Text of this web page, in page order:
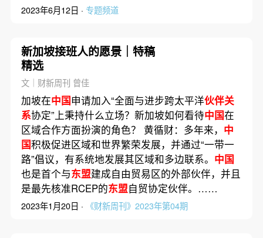
2023年6月12日 · 专题频道
新加坡接班人的愿景｜特稿
精选
文｜财新周刊 曾佳
加坡在中国申请加入“全面与进步跨太平洋伙伴关
系协定”上秉持什么立场？新加坡如何看待中国在
区域合作方面扮演的角色？ 黄循财：多年来， 中
国积极促进区域和世界繁荣发展，并通过“一带一
路”倡议，有系统地发展其区域和多边联系。 中国
也是首个与东盟建成自由贸易区的外部伙伴，并且
是最先核准RCEP的东盟自贸协定伙伴。……
2023年1月20日 · 《财新周刊》2023年第04期